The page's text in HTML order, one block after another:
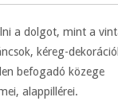
a dolgot, mint a
kéreg-
befogadó közege
alappillérei.